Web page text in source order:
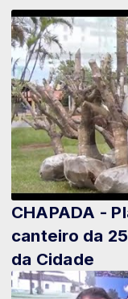
CHAPADA -
canteiro da
da Cidade